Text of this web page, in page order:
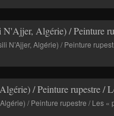
N’Ajjer, Algérie) / Peinture
/ Peinture rupestre / Les